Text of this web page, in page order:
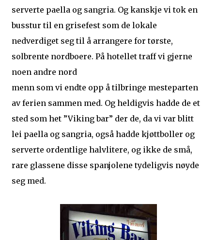
serverte paella og sangria. Og kanskje vi tok en
busstur til en grisefest som de lokale
nedverdiget seg til å arrangere for tørste,
solbrente nordboere. På hotellet traff vi gjerne
noen andre nord
menn som vi endte opp å tilbringe mesteparten
av ferien sammen med. Og heldigvis hadde de et
sted som het ”Viking bar” der de, da vi var blitt
lei paella og sangria, også hadde kjøttboller og
serverte ordentlige halvlitere, og ikke de små,
rare glassene disse spanjolene tydeligvis nøyde
seg med.